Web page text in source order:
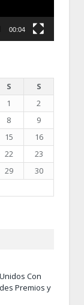
00:04
S
S
1
2
8
9
15
16
22
23
29
30
Con
Premios y